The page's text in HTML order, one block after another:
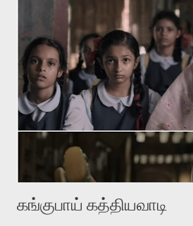
அதை ஒரு அடைமழை பெய்கிற
நன்மணமும் குளிர்ச்சியும் உடைய மேனி
அவளை எப்பிடி நான் பிரிஞ்சிருப்பேன் .
வாழமுடியாது. 'சின்னப் பூக்கள்
என்கிற வைரமுத்து வரிகள்போல
ஆனால் இதிலே வாசம்தான் அவனை
'நறுந்தண்ணியள்‬' என்பது ஈர்ப்புள்ள
கங்குபாய் கத்தியவாடி